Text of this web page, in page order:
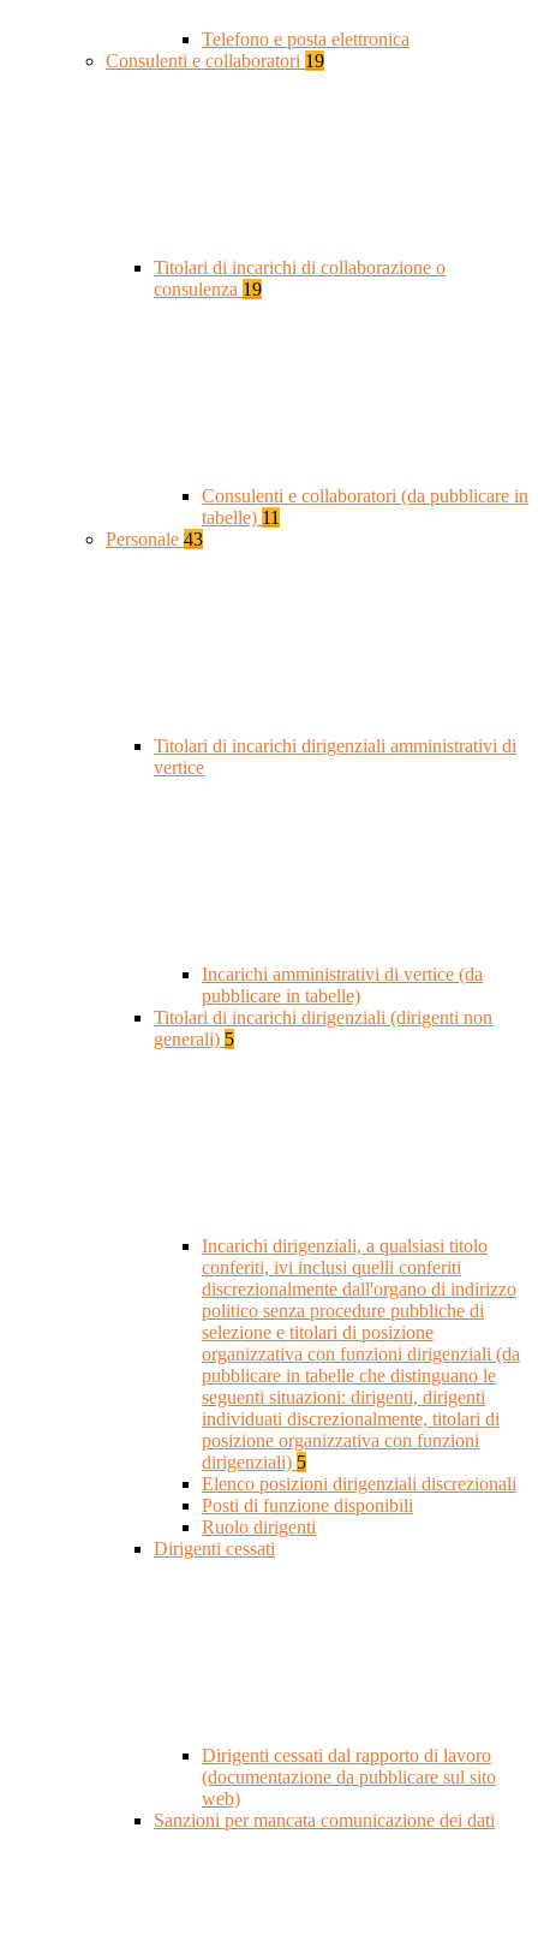
Telefono e posta elettronica
Consulenti e collaboratori 19
Titolari di incarichi di collaborazione o
consulenza 19
Consulenti e collaboratori (da pubblicare in
tabelle) 11
Personale 43
Titolari di incarichi dirigenziali amministrativi di
vertice
Incarichi amministrativi di vertice (da
pubblicare in tabelle)
Titolari di incarichi dirigenziali (dirigenti non
generali) 5
Incarichi dirigenziali, a qualsiasi titolo
conferiti, ivi inclusi quelli conferiti
discrezionalmente dall'organo di indirizzo
politico senza procedure pubbliche di
selezione e titolari di posizione
organizzativa con funzioni dirigenziali (da
pubblicare in tabelle che distinguano le
seguenti situazioni: dirigenti, dirigenti
individuati discrezionalmente, titolari di
posizione organizzativa con funzioni
dirigenziali) 5
Elenco posizioni dirigenziali discrezionali
Posti di funzione disponibili
Ruolo dirigenti
Dirigenti cessati
Dirigenti cessati dal rapporto di lavoro
(documentazione da pubblicare sul sito
web)
Sanzioni per mancata comunicazione dei dati